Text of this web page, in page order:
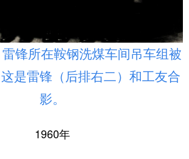
雷锋所在鞍钢洗煤车间吊车组被
是雷锋（后排右二）和工友合
影。
1960年